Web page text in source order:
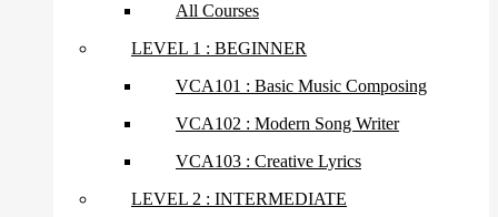
All Courses
LEVEL 1 : BEGINNER
VCA101 : Basic Music Composing
VCA102 : Modern Song Writer
VCA103 : Creative Lyrics
LEVEL 2 : INTERMEDIATE